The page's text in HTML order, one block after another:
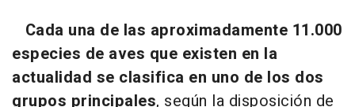
Cada una de las aproximadamente 11.000
especies de aves que existen en la
actualidad se clasifica en uno de los dos
grupos principales, según la disposición de